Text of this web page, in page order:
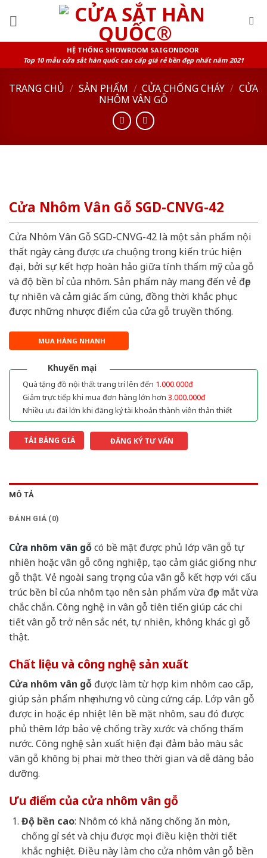
HỆ THỐNG SHOWROOM SAIGONDOOR
Top 10 mẫu cửa sắt hàn quốc cao cấp giá rẻ bền đẹp nhất năm 2021
TRANG CHỦ / SẢN PHẨM / CỬA CHỐNG CHÁY / CỬA
NHÔM VÂN GỖ
Cửa Nhôm Vân Gỗ SGD-CNVG-42
Cửa Nhôm Vân Gỗ SGD-CNVG-42 là một sản phẩm nội
thất ngày càng được ưa chuộng trong kiến trúc hiện
đại, bởi sự kết hợp hoàn hảo giữa tính thẩm mỹ của gỗ
và độ bền bỉ của nhôm. Sản phẩm này mang đến vẻ đẹp
tự nhiên và cảm giác ấm cúng, đồng thời khắc phục
được những nhược điểm của cửa gỗ truyền thống.
MUA HÀNG NHANH
Khuyến mại
Quà tặng đồ nội thất trang trí lên đến 1.000.000đ
Giảm trực tiếp khi mua đơn hàng lớn hơn 3.000.000đ
Nhiều ưu đãi lớn khi đăng ký tài khoản thành viên thân thiết
TẢI BẢNG GIÁ ĐĂNG KÝ TƯ VẤN
MÔ TẢ
ĐÁNH GIÁ (0)
Cửa nhôm vân gỗcó bề mặt được phủ lớp vân gỗ tự
nhiên hoặc vân gỗ công nghiệp, tạo cảm giác giống như
gỗ thật. Vẻ ngoài sang trọng của vân gỗ kết hợp với cấu
trúc bền bỉ của nhôm tạo nên sản phẩm vừa đẹp mắt vừa
chắc chắn. Công nghệ in vân gỗ tiên tiến giúp các chi
tiết vân gỗ trở nên sắc nét, tự nhiên, không khác gì gỗ
thật.
Chất liệu và công nghệ sản xuất
Cửa nhôm vân gỗ được làm từ hợp kim nhôm cao cấp,
giúp sản phẩm nhẹ nhưng vô cùng cứng cáp. Lớp vân gỗ
được in hoặc ép nhiệt lên bề mặt nhôm, sau đó được
phủ thêm lớp bảo vệ chống trầy xước và chống thấm
nước. Công nghệ sản xuất hiện đại đảm bảo màu sắc
vân gỗ không bị phai mờ theo thời gian và dễ dàng bảo
dưỡng.
Ưu điểm của cửa nhôm vân gỗ
Độ bền cao: Nhôm có khả năng chống ăn mòn,
chống gỉ sét và chịu được mọi điều kiện thời tiết
khắc nghiệt. Điều này làm cho cửa nhôm vân gỗ bền